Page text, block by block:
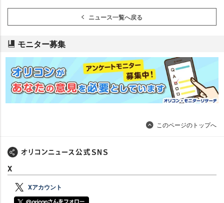
ニュース一覧へ戻る
モニター募集
このページのトップへ
X
Xアカウント